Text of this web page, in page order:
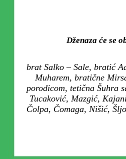
Dženaza će se
brat Salko – Sale, bratić
Muharem, bratične
porodicom, tetična Šuhra
Tucaković, Mazgić,
Čolpa, Čomaga, Nišić,